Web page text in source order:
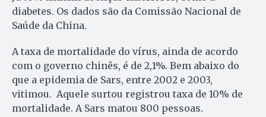
diabetes. Os dados são da Comissão Nacional de
Saúde da China.
A taxa de mortalidade do vírus, ainda de acordo
com o governo chinês, é de 2,1%. Bem abaixo do
que a epidemia de Sars, entre 2002 e 2003,
vitimou. Aquele surtou registrou taxa de 10% de
mortalidade. A Sars matou 800 pessoas.